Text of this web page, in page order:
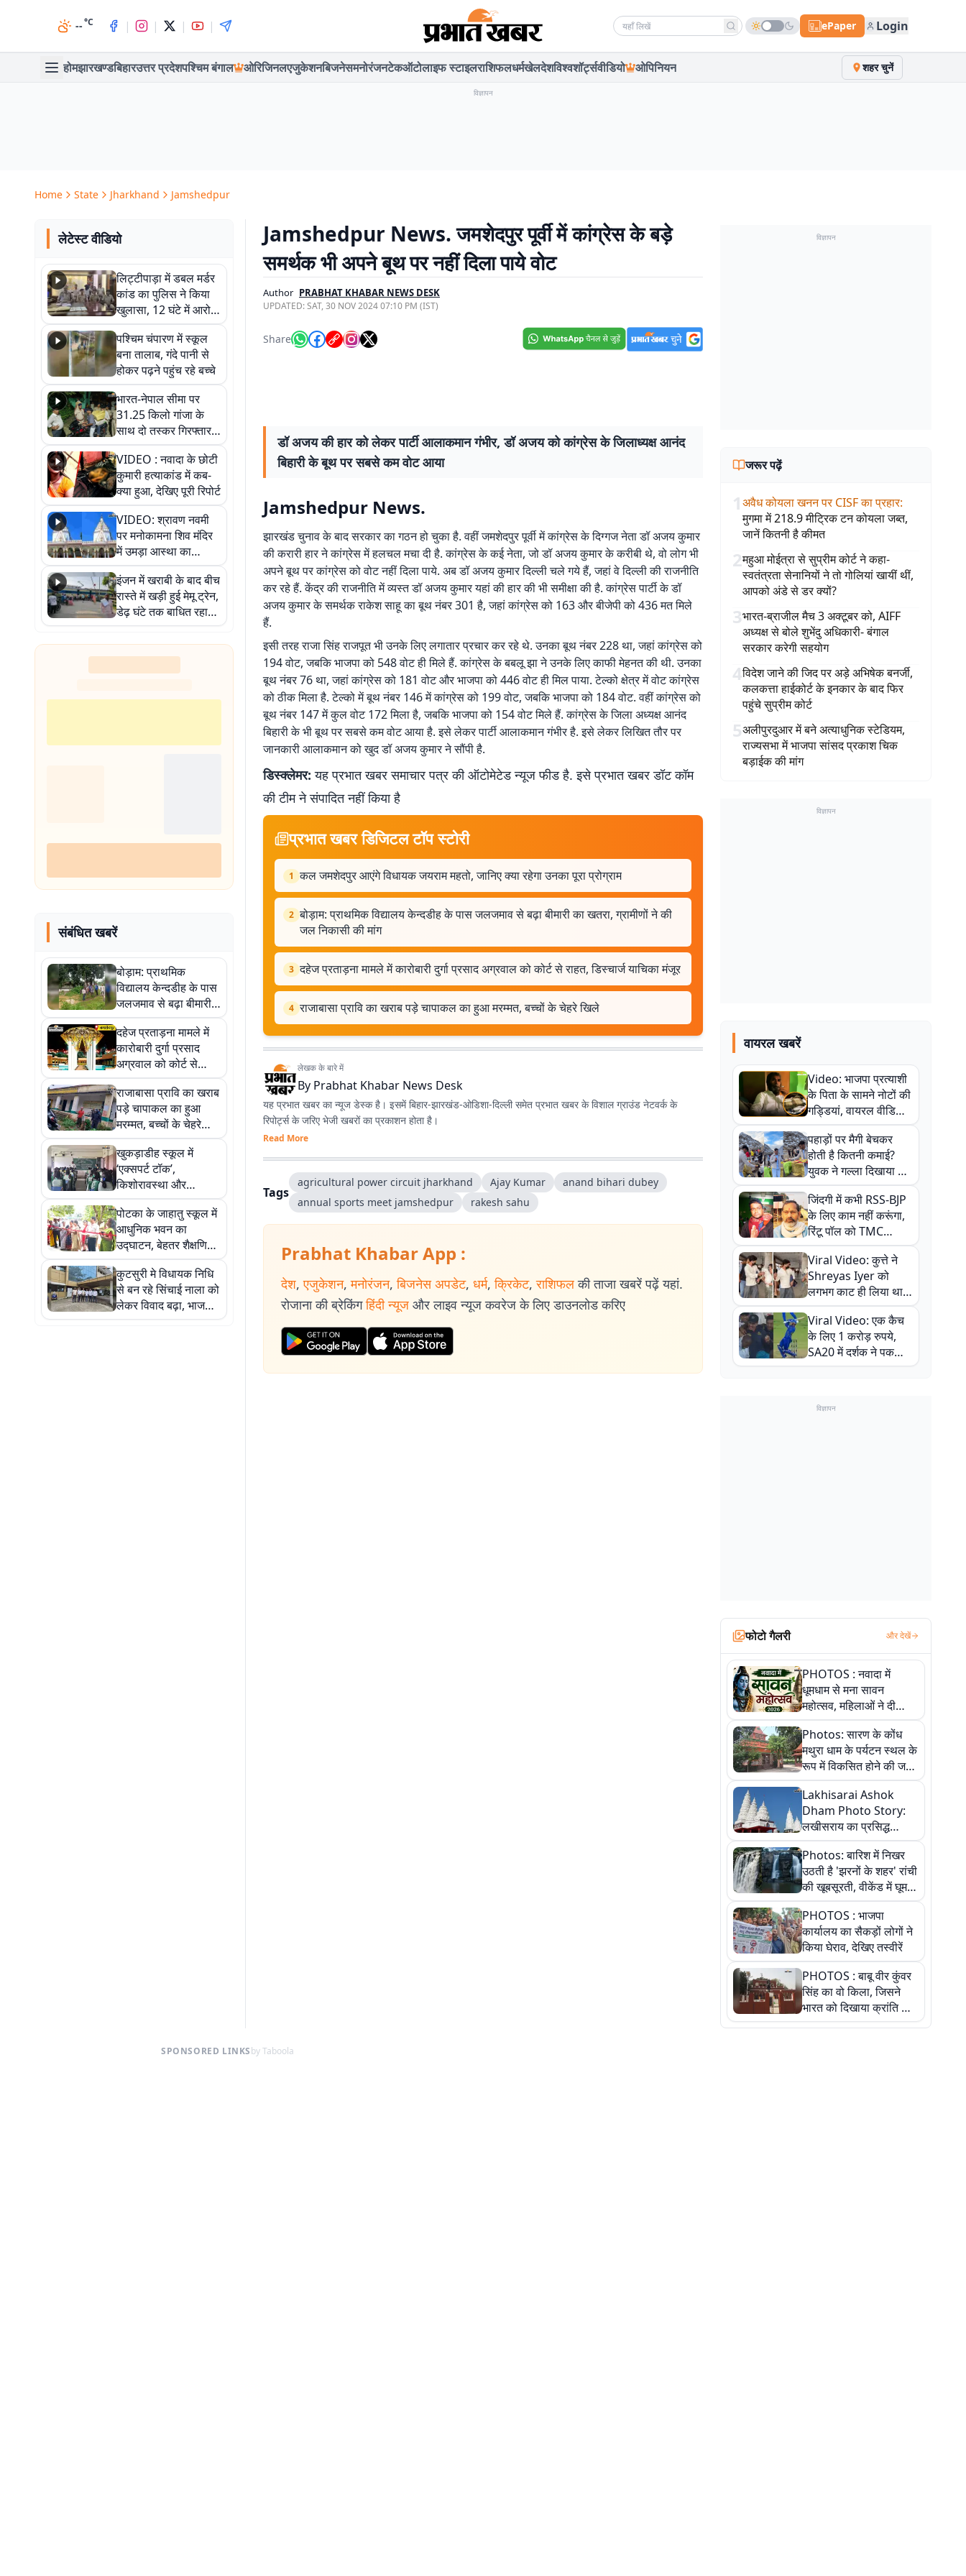
--°C | | | | Search news ePaper Login
होमझारखण्डबिहारउत्तर प्रदेशपश्चिम बंगाल ओरिजिनलएजुकेशनबिजनेसमनोरंजनटेकऑटोलाइफ स्टाइलराशिफलधर्मखेलदेशविश्वशॉर्ट्सवीडियो ओपिनियन शहर चुनें
विज्ञापन
Home State Jharkhand Jamshedpur
लेटेस्ट वीडियो
लिट्टीपाड़ा में डबल मर्डर
कांड का पुलिस ने किया
खुलासा, 12 घंटे में आरोपी
गिरफ्तार
पश्चिम चंपारण में स्कूल
बना तालाब, गंदे पानी से
होकर पढ़ने पहुंच रहे बच्चे
भारत-नेपाल सीमा पर
31.25 किलो गांजा के
साथ दो तस्कर गिरफ्तार,
नेपाली नंबर की बाइक
जब्त
VIDEO : नवादा के छोटी
कुमारी हत्याकांड में कब-
क्या हुआ, देखिए पूरी रिपोर्ट
VIDEO: श्रावण नवमी
पर मनोकामना शिव मंदिर
में उमड़ा आस्था का
सैलाब, हर-हर महादेव के
जयघोष से गूंजा परिसर
इंजन में खराबी के बाद बीच
रास्ते में खड़ी हुई मेमू ट्रेन,
डेढ़ घंटे तक बाधित रहा
आवागमन
संबंधित खबरें
बोड़ाम: प्राथमिक
विद्यालय केन्दडीह के पास
जलजमाव से बढ़ा बीमारी
का खतरा, ग्रामीणों ने की
जल निकासी की मांग
दहेज प्रताड़ना मामले में
कारोबारी दुर्गा प्रसाद
अग्रवाल को कोर्ट से
राहत, डिस्चार्ज याचिका
मंजूर
राजाबासा प्रावि का खराब
पड़े चापाकल का हुआ
मरम्मत, बच्चों के चेहरे
खिले
खुकड़ाडीह स्कूल में
‘एक्सपर्ट टॉक’,
किशोरावस्था और
डिजिटल सुरक्षा पर 140
छात्राओं से संवाद
पोटका के जाहातु स्कूल में
आधुनिक भवन का
उद्घाटन, बेहतर शैक्षणिक
माहौल की बढ़ी उम्मीद
कुटसुरी मे विधायक निधि
से बन रहे सिंचाई नाला को
लेकर विवाद बढ़ा, भाजपा-
ग्रामीण आमने-सामने
Jamshedpur News. जमशेदपुर पूर्वी में कांग्रेस के बड़े
समर्थक भी अपने बूथ पर नहीं दिला पाये वोट
Author PRABHAT KHABAR NEWS DESK
UPDATED:SAT, 30 NOV 2024 07:10 PM (IST)
Share
डॉ अजय की हार को लेकर पार्टी आलाकमान गंभीर, डॉ अजय को कांग्रेस के जिलाध्यक्ष आनंद
बिहारी के बूथ पर सबसे कम वोट आया
Jamshedpur News.
झारखंड चुनाव के बाद सरकार का गठन हो चुका है. वहीं जमशेदपुर पूर्वी में कांग्रेस के दिग्गज नेता डॉ अजय कुमार
की करारी हार ने कांग्रेस में हलचल मचा दी है. कांग्रेस के कई नेता, जो डॉ अजय कुमार के करीबी थे, वो लोग भी
अपने बूथ पर कांग्रेस को वोट नहीं दिला पाये. अब डॉ अजय कुमार दिल्ली चले गये हैं, जहां वे दिल्ली की राजनीति
कर रहे हैं. केंद्र की राजनीति में व्यस्त डॉ अजय कुमार यहां की हार की भी समीक्षा की है. कांग्रेस पार्टी के डॉ
अजय कुमार के समर्थक राकेश साहू का बूथ नंबर 301 है, जहां कांग्रेस को 163 और बीजेपी को 436 मत मिले
हैं.
इसी तरह राजा सिंह राजपूत भी उनके लिए लगातार प्रचार कर रहे थे. उनका बूथ नंबर 228 था, जहां कांग्रेस को
194 वोट, जबकि भाजपा को 548 वोट ही मिले हैं. कांग्रेस के बबलू झा ने उनके लिए काफी मेहनत की थी. उनका
बूथ नंबर 76 था, जहां कांग्रेस को 181 वोट और भाजपा को 446 वोट ही मिल पाया. टेल्को क्षेत्र में वोट कांग्रेस
को ठीक मिला है. टेल्को में बूथ नंबर 146 में कांग्रेस को 199 वोट, जबकि भाजपा को 184 वोट. वहीं कांग्रेस को
बूथ नंबर 147 में कुल वोट 172 मिला है, जबकि भाजपा को 154 वोट मिले हैं. कांग्रेस के जिला अध्यक्ष आनंद
बिहारी के भी बूथ पर सबसे कम वोट आया है. इसे लेकर पार्टी आलाकमान गंभीर है. इसे लेकर लिखित तौर पर
जानकारी आलाकमान को खुद डॉ अजय कुमार ने सौंपी है.
डिस्क्लेमर: यह प्रभात खबर समाचार पत्र की ऑटोमेटेड न्यूज फीड है. इसे प्रभात खबर डॉट कॉम
की टीम ने संपादित नहीं किया है
प्रभात खबर डिजिटल टॉप स्टोरी
1 कल जमशेदपुर आएंगे विधायक जयराम महतो, जानिए क्या रहेगा उनका पूरा प्रोग्राम
2 बोड़ाम: प्राथमिक विद्यालय केन्दडीह के पास जलजमाव से बढ़ा बीमारी का खतरा, ग्रामीणों ने की
जल निकासी की मांग
3 दहेज प्रताड़ना मामले में कारोबारी दुर्गा प्रसाद अग्रवाल को कोर्ट से राहत, डिस्चार्ज याचिका मंजूर
4 राजाबासा प्रावि का खराब पड़े चापाकल का हुआ मरम्मत, बच्चों के चेहरे खिले
लेखक के बारे में
By Prabhat Khabar News Desk
यह प्रभात खबर का न्यूज डेस्क है। इसमें बिहार-झारखंड-ओडिशा-दिल्‍ली समेत प्रभात खबर के विशाल ग्राउंड नेटवर्क के
रिपोर्ट्स के जरिए भेजी खबरों का प्रकाशन होता है।
Read More
Tags
agricultural power circuit jharkhand Ajay Kumar
anand bihari dubey
annual sports meet jamshedpur
rakesh sahu
Prabhat Khabar App :
देश, एजुकेशन, मनोरंजन, बिजनेस अपडेट, धर्म, क्रिकेट, राशिफल की ताजा खबरें पढ़ें यहां.
रोजाना की ब्रेकिंग हिंदी न्यूज और लाइव न्यूज कवरेज के लिए डाउनलोड करिए
विज्ञापन
जरूर पढ़ें
1अवैध कोयला खनन पर CISF का प्रहार:
मुगमा में 218.9 मीट्रिक टन कोयला जब्त,
जानें कितनी है कीमत
2महुआ मोईत्रा से सुप्रीम कोर्ट ने कहा-
स्वतंत्रता सेनानियों ने तो गोलियां खायीं थीं,
आपको अंडे से डर क्यों?
3भारत-ब्राजील मैच 3 अक्टूबर को, AIFF
अध्यक्ष से बोले शुभेंदु अधिकारी- बंगाल
सरकार करेगी सहयोग
4विदेश जाने की जिद पर अड़े अभिषेक बनर्जी,
कलकत्ता हाईकोर्ट के इनकार के बाद फिर
पहुंचे सुप्रीम कोर्ट
5अलीपुरदुआर में बने अत्याधुनिक स्टेडियम,
राज्यसभा में भाजपा सांसद प्रकाश चिक
बड़ाईक की मांग
विज्ञापन
वायरल खबरें
Video: भाजपा प्रत्याशी
के पिता के सामने नोटों की
गड्डियां, वायरल वीडियो
से राजनीति में उबाल,
अजित महतो बोले- TMC
की गंदी चाल
पहाड़ों पर मैगी बेचकर
होती है कितनी कमाई?
युवक ने गल्ला दिखाया तो
नौकरी वालों के खड़े हो गए
कान
जिंदगी में कभी RSS-BJP
के लिए काम नहीं करूंगा,
रिंटू पॉल को TMC
ऑफिस में ले जाकर पीटा,
Video वायरल
Viral Video: कुत्ते ने
Shreyas Iyer को
लगभग काट ही लिया था,
न्यूजीलैंड सीरीज से पहले
बाल-बाल बचे
Viral Video: एक कैच
के लिए 1 करोड़ रुपये,
SA20 में दर्शक ने पकड़ा
एक हाथ से गजब का कैच
विज्ञापन
फोटो गैलरी और देखें
PHOTOS : नवादा में
धूमधाम से मना सावन
महोत्सव, महिलाओं ने दी
सांस्कृतिक प्रस्तुतियां
Photos: सारण के कोंध
मथुरा धाम के पर्यटन स्थल के
रूप में विकसित होने की जगी
आस, 9 तस्वीरों में देखें पूरी
कहानी
Lakhisarai Ashok
Dham Photo Story:
लखीसराय का प्रसिद्ध
अशोक धाम—आस्था,
श्रृंगार, अनुष्ठान और
अलौकिक संध्या आरती के
विहंगम दृश्य
Photos: बारिश में निखर
उठती है 'झरनों के शहर' रांची
की खूबसूरती, वीकेंड में घूम
आएं ये 5 वादियां
PHOTOS : भाजपा
कार्यालय का सैकड़ों लोगों ने
किया घेराव, देखिए तस्वीरें
PHOTOS : बाबू वीर कुंवर
सिंह का वो किला, जिसने
भारत को दिखाया क्रांति का
रास्ता: तस्वीरों में देखिए
SPONSORED LINKSby Taboola